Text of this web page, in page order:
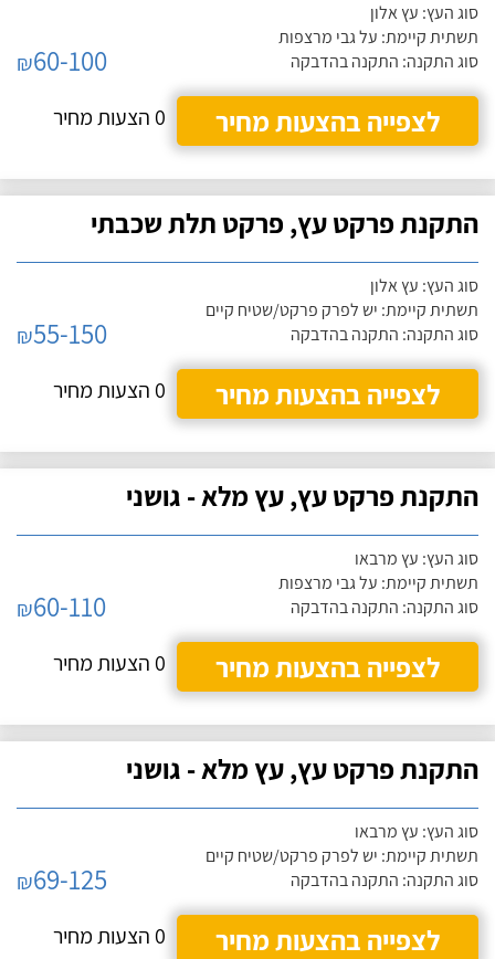
סוג העץ: עץ אלון
תשתית קיימת: על גבי מרצפות
סוג התקנה: התקנה בהדבקה
₪60-100
לצפייה בהצעות מחיר
0 הצעות מחיר
התקנת פרקט עץ, פרקט תלת שכבתי
סוג העץ: עץ אלון
תשתית קיימת: יש לפרק פרקט/שטיח קיים
סוג התקנה: התקנה בהדבקה
₪55-150
לצפייה בהצעות מחיר
0 הצעות מחיר
התקנת פרקט עץ, עץ מלא - גושני
סוג העץ: עץ מרבאו
תשתית קיימת: על גבי מרצפות
סוג התקנה: התקנה בהדבקה
₪60-110
לצפייה בהצעות מחיר
0 הצעות מחיר
התקנת פרקט עץ, עץ מלא - גושני
סוג העץ: עץ מרבאו
תשתית קיימת: יש לפרק פרקט/שטיח קיים
סוג התקנה: התקנה בהדבקה
₪69-125
לצפייה בהצעות מחיר
0 הצעות מחיר